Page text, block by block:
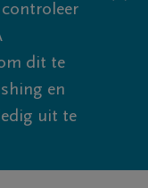
dit te
en
uit te